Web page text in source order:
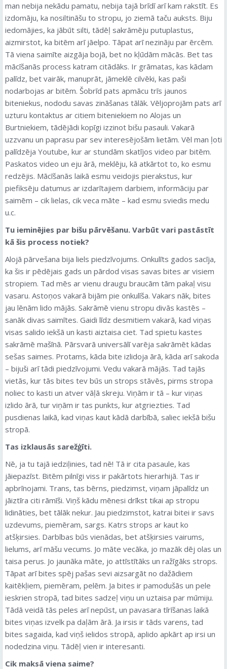
man nebija nekādu pamatu, nebija tajā brīdī arī kam rakstīt. Es
izdomāju, ka nosiltināšu to stropu, jo ziemā taču auksts. Biju
iedomājies, ka jābūt silti, tādēļ sakrāmēju putuplastus,
aizmirstot, ka bitēm arī jāelpo. Tāpat arī nezināju par ērcēm.
Tā viena saimīte aizgāja bojā, bet no kļūdām mācās. Bet tas
mācīšanās process katram citādāks. Ir grāmatas, kas kādam
palīdz, bet vairāk, manuprāt, jāmeklē cilvēki, kas paši
nodarbojas ar bitēm. Šobrīd pats apmācu trīs jaunos
biteniekus, nododu savas zināšanas tālāk. Vēljoprojām pats arī
uzturu kontaktus ar citiem biteniekiem no Alojas un
Burtniekiem, tādējādi kopīgi izzinot bišu pasauli. Vakarā
uzzvanu un paprasu par sev interesējošām lietām. Vēl man ļoti
palīdzēja Youtube, kur ar stundām skatījos video par bitēm.
Paskatos video un eju ārā, meklēju, kā atkārtot to, ko esmu
redzējis. Mācīšanās laikā esmu veidojis pierakstus, kur
piefiksēju datumus ar izdarītajiem darbiem, informāciju par
saimēm – cik lielas, cik veca māte – kad esmu sviedis medu
u.c.
Tu ieminējies par bišu pārvēšanu. Varbūt vari pastāstīt
kā šis process notiek?
Alojā pārvešana bija liels piedzīvojums. Onkulīts gados sacīja,
ka šis ir pēdējais gads un pārdod visas savas bites ar visiem
stropiem. Tad mēs ar vienu draugu braucām tām pakaļ visu
vasaru. Astoņos vakarā bijām pie onkulīša. Vakars nāk, bites
jau lēnām lido mājās. Sakrāmē vienu stropu divās kastēs –
sanāk divas saimītes. Gaidi līdz desmitiem vakarā, kad viņas
visas salido iekšā un kasti aiztaisa ciet. Tad spietu kastes
sakrāmē mašīnā. Pārsvarā universālī varēja sakrāmēt kādas
sešas saimes. Protams, kāda bite izlidoja ārā, kāda arī sakoda
– bijuši arī tādi piedzīvojumi. Vedu vakarā mājās. Tad tajās
vietās, kur tās bites tev būs un strops stāvēs, pirms stropa
noliec to kasti un atver vāļā skreju. Viņām ir tā – kur viņas
izlido ārā, tur viņām ir tas punkts, kur atgriezties. Tad
pusdienas laikā, kad viņas kaut kādā darbībā, saliec iekšā bišu
stropā.
Tas izklausās sarežģīti.
Nē, ja tu tajā iedziļinies, tad nē! Tā ir cita pasaule, kas
jāiepazīst. Bitēm pilnīgi viss ir pakārtots hierarhijā. Tas ir
apbrīnojami. Trans, tas bērns, piedzimst, viņam jāpalīdz un
jāiztīra citi rāmīši. Viņš kādu mēnesi drīkst tikai ap stropu
lidināties, bet tālāk nekur. Jau piedzimstot, katrai bitei ir savs
uzdevums, piemēram, sargs. Katrs strops ar kaut ko
atšķirsies. Darbības būs vienādas, bet atšķirsies vairums,
lielums, arī māšu vecums. Jo māte vecāka, jo mazāk dēj olas un
taisa perus. Jo jaunāka māte, jo attīstītāks un ražīgāks strops.
Tāpat arī bites spēj pašas sevi aizsargāt no dažādiem
kaitēkļiem, piemēram, pelēm. Ja bites ir pamodušās un pele
ieskrien stropā, tad bites sadzeļ viņu un uztaisa par mūmiju.
Tādā veidā tās peles arī nepūst, un pavasara tīrīšanas laikā
bites viņas izvelk pa daļām ārā. Ja irsis ir tāds varens, tad
bites sagaida, kad viņš ielidos stropā, aplido apkārt ap irsi un
nodedzina viņu. Tādēļ vien ir interesanti.
Cik maksā viena saime?